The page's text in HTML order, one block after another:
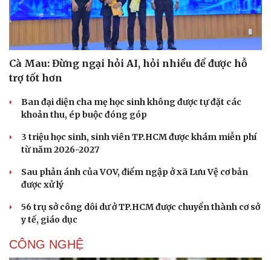
Cà Mau: Đừng ngại hỏi AI, hỏi nhiều để được hỗ
trợ tốt hơn
Ban đại diện cha mẹ học sinh không được tự đặt các
khoản thu, ép buộc đóng góp
3 triệu học sinh, sinh viên TP.HCM được khám miễn phí
từ năm 2026-2027
Sau phản ánh của VOV, điểm ngập ở xã Lưu Vệ cơ bản
được xử lý
56 trụ sở công dôi dư ở TP.HCM được chuyển thành cơ sở
y tế, giáo dục
CÔNG NGHỆ